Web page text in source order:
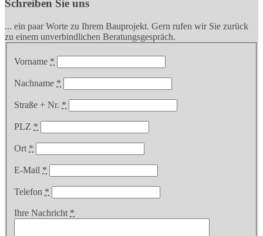
Schreiben Sie uns
... ein paar Worte zu Ihrem Bauprojekt. Gern rufen wir Sie zurück
zu einem unverbindlichen Beratungsgespräch.
Vorname *
Nachname *
Straße + Nr. *
PLZ *
Ort *
E-Mail *
Telefon *
Ihre Nachricht *